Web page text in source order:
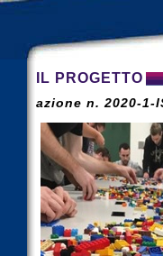
IL PROGETTO
azione n. 2020-1-